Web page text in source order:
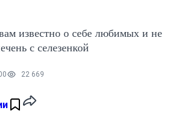
известно о себе любимых и не
с селезенкой
22 669